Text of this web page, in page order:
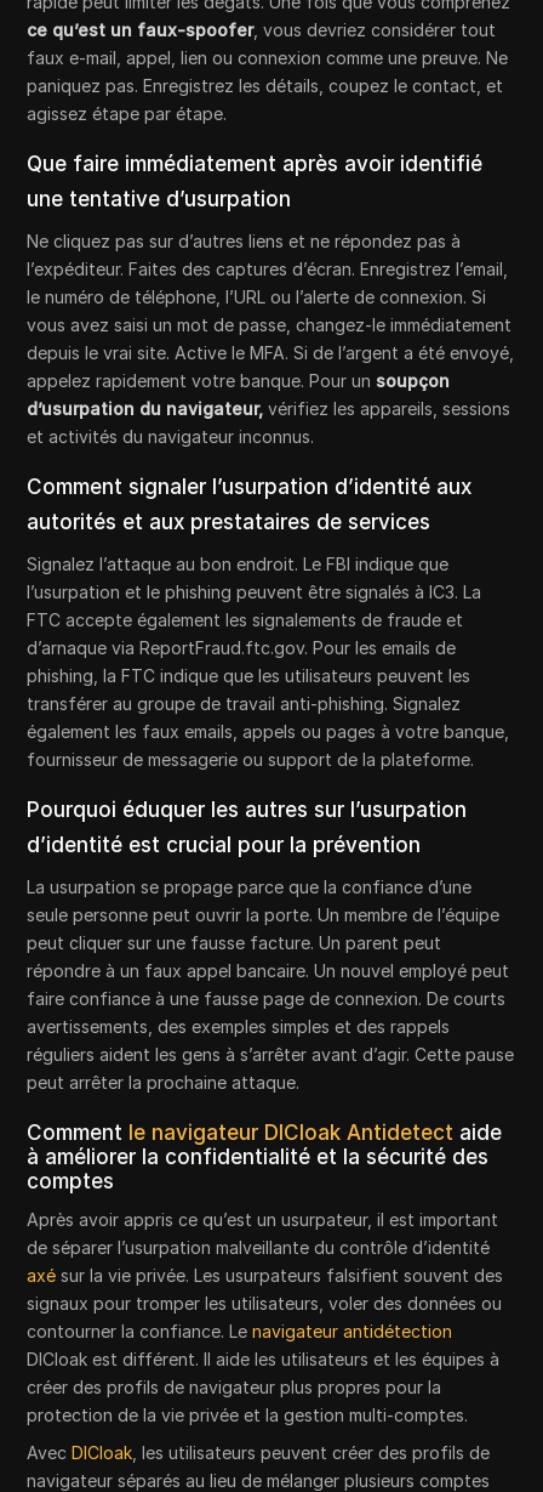
ce qu’est un faux-spoofer, vous devriez considérer tout
faux e-mail, appel, lien ou connexion comme une preuve. Ne
paniquez pas. Enregistrez les détails, coupez le contact, et
agissez étape par étape.
Que faire immédiatement après avoir identifié
une tentative d’usurpation
Ne cliquez pas sur d’autres liens et ne répondez pas à
l’expéditeur. Faites des captures d’écran. Enregistrez l’email,
le numéro de téléphone, l’URL ou l’alerte de connexion. Si
vous avez saisi un mot de passe, changez-le immédiatement
depuis le vrai site. Active le MFA. Si de l’argent a été envoyé,
appelez rapidement votre banque. Pour un soupçon
d’usurpation du navigateur, vérifiez les appareils, sessions
et activités du navigateur inconnus.
Comment signaler l’usurpation d’identité aux
autorités et aux prestataires de services
Signalez l’attaque au bon endroit. Le FBI indique que
l’usurpation et le phishing peuvent être signalés à IC3. La
FTC accepte également les signalements de fraude et
d’arnaque via ReportFraud.ftc.gov. Pour les emails de
phishing, la FTC indique que les utilisateurs peuvent les
transférer au groupe de travail anti-phishing. Signalez
également les faux emails, appels ou pages à votre banque,
fournisseur de messagerie ou support de la plateforme.
Pourquoi éduquer les autres sur l’usurpation
d’identité est crucial pour la prévention
La usurpation se propage parce que la confiance d’une
seule personne peut ouvrir la porte. Un membre de l’équipe
peut cliquer sur une fausse facture. Un parent peut
répondre à un faux appel bancaire. Un nouvel employé peut
faire confiance à une fausse page de connexion. De courts
avertissements, des exemples simples et des rappels
réguliers aident les gens à s’arrêter avant d’agir. Cette pause
peut arrêter la prochaine attaque.
Comment le navigateur DICloak Antidetect aide
à améliorer la confidentialité et la sécurité des
comptes
Après avoir appris ce qu’est un usurpateur, il est important
de séparer l’usurpation malveillante du contrôle d’identité
axé sur la vie privée. Les usurpateurs falsifient souvent des
signaux pour tromper les utilisateurs, voler des données ou
contourner la confiance. Lenavigateur antidétection
DICloak est différent. Il aide les utilisateurs et les équipes à
créer des profils de navigateur plus propres pour la
protection de la vie privée et la gestion multi-comptes.
AvecDICloak , les utilisateurs peuvent créer des profils de
navigateur séparés au lieu de mélanger plusieurs comptes